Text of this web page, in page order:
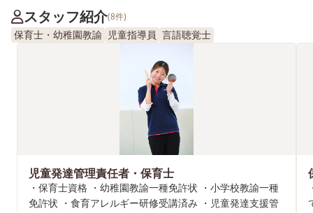
スタッフ紹介(8件)
保育士・幼稚園教諭 児童指導員 言語聴覚士
児童発達管理責任者・保育士
・保育士資格 ・幼稚園教諭一種免許状 ・小学校教諭一種
免許状 ・食育アレルギー研修受講済み ・児童発達支援管